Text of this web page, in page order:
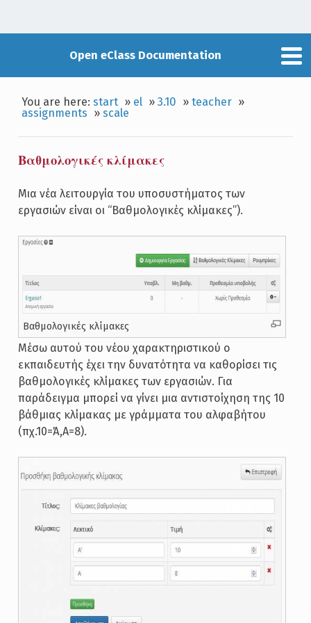
Open eClass Documentation
You are here:start » el »3.10 »teacher »
assignments »scale
Βαθμολογικές κλίμακες
Μια νέα λειτουργία του υποσυστήματος των
εργασιών είναι οι “Βαθμολογικές κλίμακες”).
Βαθμολογικές κλίμακες
Μέσω αυτού του νέου χαρακτηριστικού ο
εκπαιδευτής έχει την δυνατότητα να καθορίσει τις
βαθμολογικές κλίμακες των εργασιών. Για
παράδειγμα μπορεί να γίνει μια αντιστοίχηση της 10
βάθμιας κλίμακας με γράμματα του αλφαβήτου
(πχ.10=Ά,Α=8).